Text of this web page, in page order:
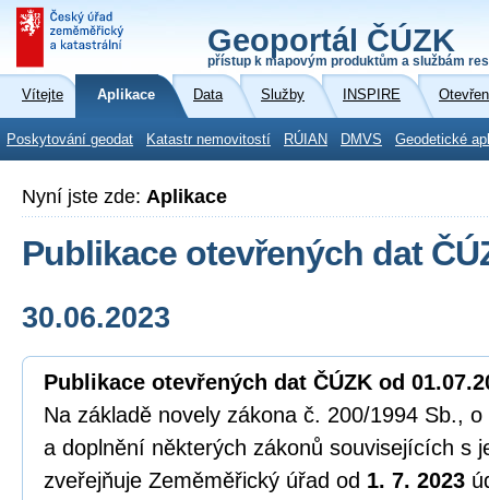
Geoportál ČÚZK
přístup k mapovým produktům a službám
Vítejte Aplikace Data Služby INSPIRE
Poskytování geodat Katastr nemovitostí RÚIAN DMVS Geodetické
Nyní jste zde: Aplikace
Publikace otevřených dat
30.06.2023
Publikace otevřených dat ČÚZK od
Na základě novely zákona č. 200/1994 Sb.,
a doplnění některých zákonů souvisejících s
zveřejňuje Zeměměřický úřad od 1. 7. 2023